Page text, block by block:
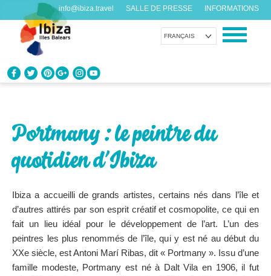
FRANÇAIS
info@ibiza.travel SALLE DE PRESSE INFORMATIONS
Pour tous les goûts
AGENDA
Chaque jour quelque chose de nouveau
ORGANISER VOTRE VOYAGE
Avant de nous rendre visite
Portmany : le peintre du
quotidien d’Ibiza
Ibiza a accueilli de grands artistes, certains nés dans l’île et
d’autres attirés par son esprit créatif et cosmopolite, ce qui en
fait un lieu idéal pour le développement de l’art. L’un des
peintres les plus renommés de l’île, qui y est né au début du
XXe siècle, est Antoni Marí Ribas, dit « Portmany ». Issu d’une
famille modeste, Portmany est né à Dalt Vila en 1906, il fut